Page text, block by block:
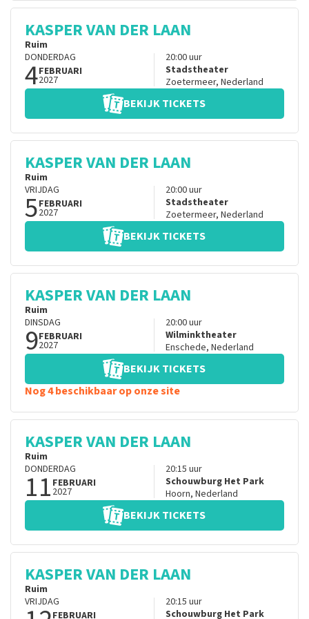
KASPER VAN DER LAAN
Ruim
DONDERDAG
4FEBRUARI
2027
20:00uur
Stadstheater
Zoetermeer, Nederland
BEKIJK TICKETS
KASPER VAN DER LAAN
Ruim
VRIJDAG
5FEBRUARI
2027
20:00uur
Stadstheater
Zoetermeer, Nederland
BEKIJK TICKETS
KASPER VAN DER LAAN
Ruim
DINSDAG
9FEBRUARI
2027
20:00uur
Wilminktheater
Enschede, Nederland
BEKIJK TICKETS
Nog 4 beschikbaar op onze site
KASPER VAN DER LAAN
Ruim
DONDERDAG
11 FEBRUARI
2027
20:15 uur
Schouwburg Het Park
Hoorn, Nederland
BEKIJK TICKETS
KASPER VAN DER LAAN
Ruim
VRIJDAG
FEBRUARI
20:15 uur
Schouwburg Het Park